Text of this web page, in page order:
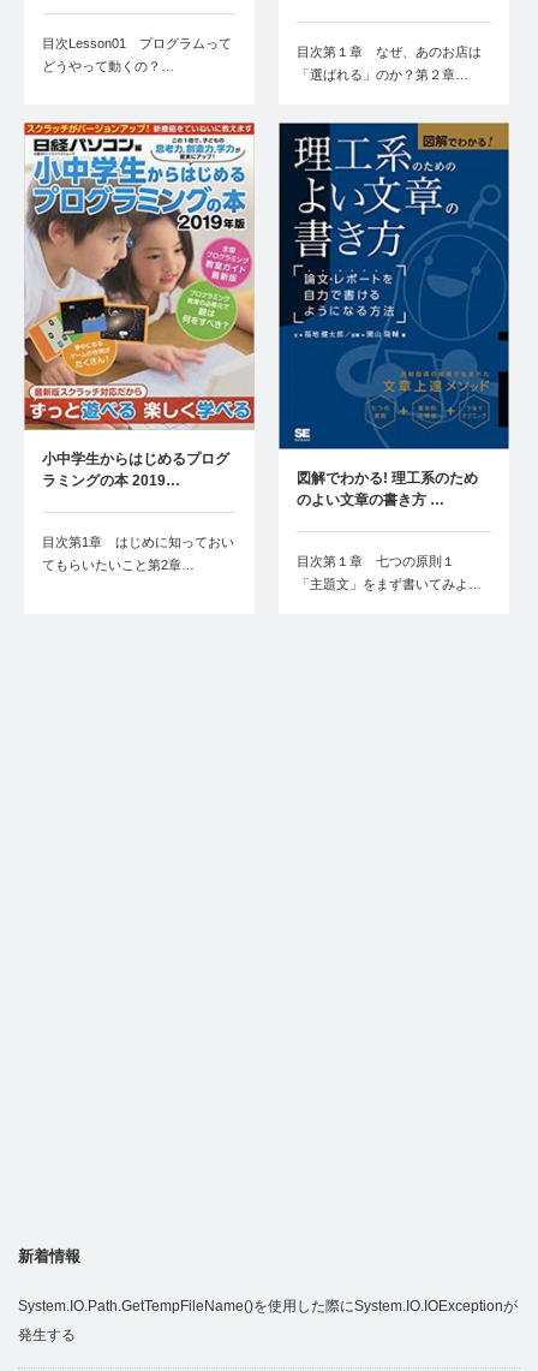
目次Lesson01 プログラムって
どうやって動くの？…
目次第１章 なぜ、あのお店は
「選ばれる」のか？第２章…
小中学生からはじめるプログ
ラミングの本 2019…
目次第1章 はじめに知っておい
てもらいたいこと第2章…
図解でわかる! 理工系のため
のよい文章の書き方 …
目次第１章 七つの原則１
「主題文」をまず書いてみよ…
新着情報
System.IO.Path.GetTempFileName()を使用した際にSystem.IO.IOExceptionが
発生する